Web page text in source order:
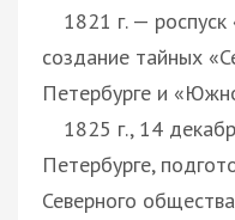
1821 г. — роспуск
создание тайных
Петербурге и
1825 г., 14
Петербурге,
Северного